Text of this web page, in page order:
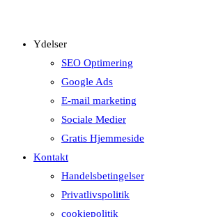
Ydelser
SEO Optimering
Google Ads
E-mail marketing
Sociale Medier
Gratis Hjemmeside
Kontakt
Handelsbetingelser
Privatlivspolitik
cookiepolitik